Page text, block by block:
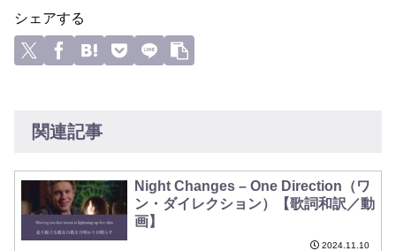
シェアする
関連記事
Night Changes – One Direction（ワ
ン・ダイレクション）【歌詞和訳／動
画】
2024.11.10